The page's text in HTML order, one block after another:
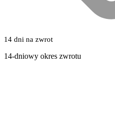
14 dni na zwrot
14-dniowy okres zwrotu